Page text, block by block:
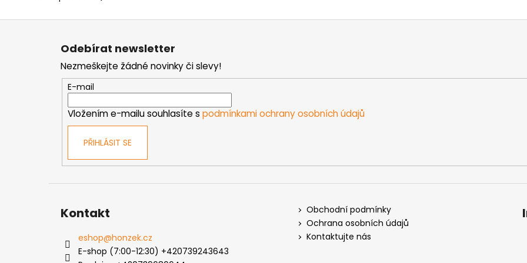
Z
Odebírat newsletter
Nezmeškejte žádné novinky či slevy!
E-mail
Vložením e-mailu souhlasíte s podmínkami ochrany osobních údajů
PŘIHLÁSIT SE
Kontakt
eshop@honzek.cz
E-shop (7:00-12:30) +420739243643
Obchodní podmínky
Ochrana osobních údajů
Kontaktujte nás